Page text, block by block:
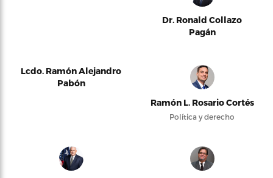
Dr. Ronald Collazo
Pagán
Lcdo. Ramón Alejandro
Pabón
Ramón L. Rosario Cortés
Política y derecho